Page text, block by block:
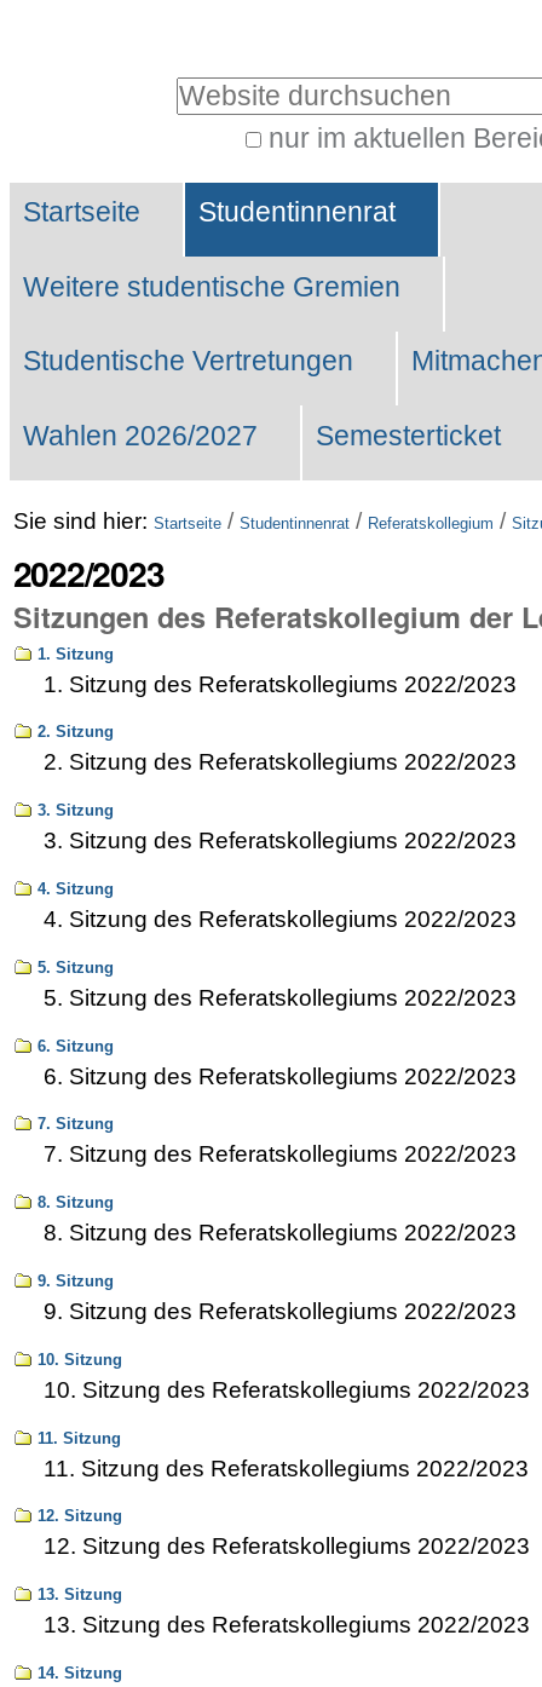
Website durchsuchen
nur im aktuellen
Suche…
Sektionen
Startseite Studentinnenrat
Weitere studentische Gremien
Studentische Vertretungen
Wahlen 2026/2027 Semesterticket
Sie sind hier: Startseite / Studentinnenrat / Referatskollegium /
2022/2023
Sitzungen des Referatskollegium der
1. Sitzung
1. Sitzung des Referatskollegiums 2022/2023
2. Sitzung
2. Sitzung des Referatskollegiums 2022/2023
3. Sitzung
3. Sitzung des Referatskollegiums 2022/2023
4. Sitzung
4. Sitzung des Referatskollegiums 2022/2023
5. Sitzung
5. Sitzung des Referatskollegiums 2022/2023
6. Sitzung
6. Sitzung des Referatskollegiums 2022/2023
7. Sitzung
7. Sitzung des Referatskollegiums 2022/2023
8. Sitzung
8. Sitzung des Referatskollegiums 2022/2023
9. Sitzung
9. Sitzung des Referatskollegiums 2022/2023
10. Sitzung
10. Sitzung des Referatskollegiums 2022/2023
11. Sitzung
11. Sitzung des Referatskollegiums 2022/2023
12. Sitzung
12. Sitzung des Referatskollegiums 2022/2023
13. Sitzung
13. Sitzung des Referatskollegiums 2022/2023
14. Sitzung